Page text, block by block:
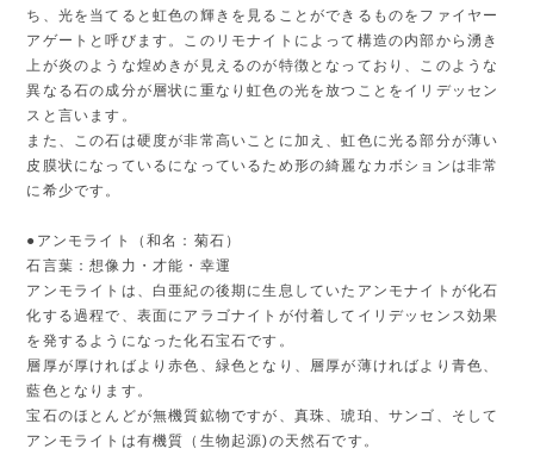
ち、光を当てると虹色の輝きを見ることができるものをファイヤー
アゲートと呼びます。このリモナイトによって構造の内部から湧き
上が炎のような煌めきが見えるのが特徴となっており、このような
異なる石の成分が層状に重なり虹色の光を放つことをイリデッセン
スと言います。
また、この石は硬度が非常高いことに加え、虹色に光る部分が薄い
皮膜状になっているになっているため形の綺麗なカボションは非常
に希少です。
●アンモライト（和名：菊石）
石言葉：想像力・才能・幸運
アンモライトは、白亜紀の後期に生息していたアンモナイトが化石
化する過程で、表面にアラゴナイトが付着してイリデッセンス効果
を発するようになった化石宝石です。
層厚が厚ければより赤色、緑色となり、層厚が薄ければより青色、
藍色となります。
宝石のほとんどが無機質鉱物ですが、真珠、琥珀、サンゴ、そして
アンモライトは有機質（生物起源)の天然石です。